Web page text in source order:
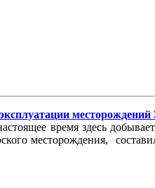
месторождений
время здесь
месторождения,